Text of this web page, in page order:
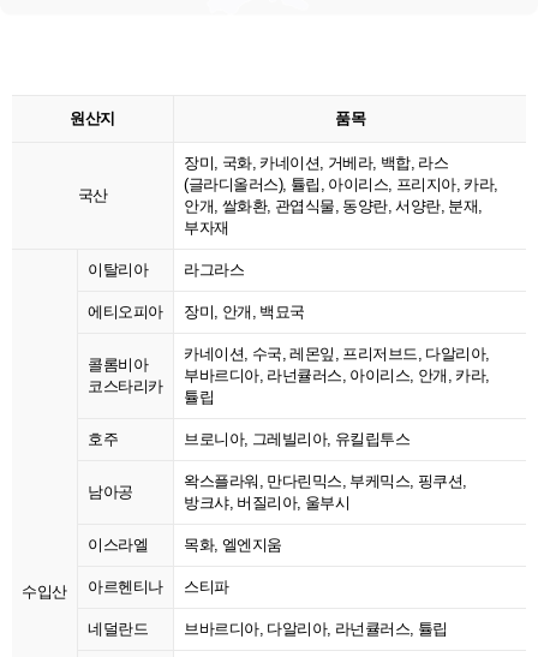
원산지 품목
국산
장미, 국화, 카네이션, 거베라, 백합, 라스
(글라디올러스), 튤립, 아이리스, 프리지아, 카라,
안개, 쌀화환, 관엽식물, 동양란, 서양란, 분재,
부자재
수입산
이탈리아 라그라스
에티오피아 장미, 안개, 백묘국
콜롬비아
코스타리카
카네이션, 수국, 레몬잎, 프리저브드, 다알리아,
부바르디아, 라넌큘러스, 아이리스, 안개, 카라,
튤립
호주 브로니아, 그레빌리아, 유킬립투스
남아공
왁스플라워, 만다린믹스, 부케믹스, 핑쿠션,
방크샤, 버질리아, 울부시
이스라엘 목화, 엘엔지움
아르헨티나 스티파
네덜란드 브바르디아, 다알리아, 라넌큘러스, 튤립